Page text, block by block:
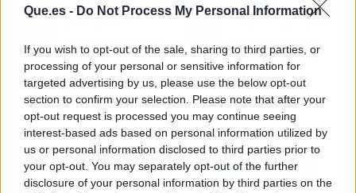
Que.es - Do Not Process My Personal Information
If you wish to opt-out of the sale, sharing to third parties, or
processing of your personal or sensitive information for
targeted advertising by us, please use the below opt-out
section to confirm your selection. Please note that after your
opt-out request is processed you may continue seeing
interest-based ads based on personal information utilized by
us or personal information disclosed to third parties prior to
your opt-out. You may separately opt-out of the further
disclosure of your personal information by third parties on the
Artículo anterior
a 'Txapote' y Parot:
"Carece de justificación y
rompe el consenso"
Artículo siguiente
reducción del IVA del
prolongue después